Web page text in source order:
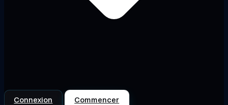
Connexion Commencer